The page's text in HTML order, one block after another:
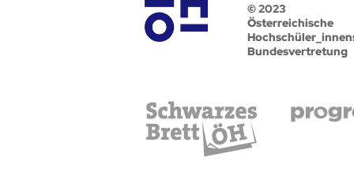
© 2023
Österreichische
Bundesvertretung